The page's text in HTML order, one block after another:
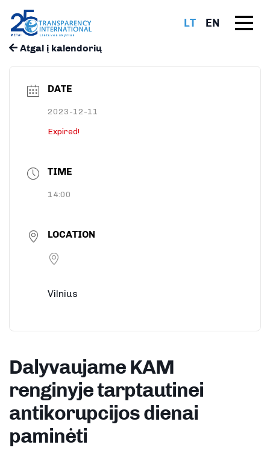
LT EN
Atgal į kalendorių
DATE
2023-12-11
Expired!
TIME
14:00
LOCATION
Vilnius
Dalyvaujame KAM
renginyje tarptautinei
antikorupcijos dienai
paminėti